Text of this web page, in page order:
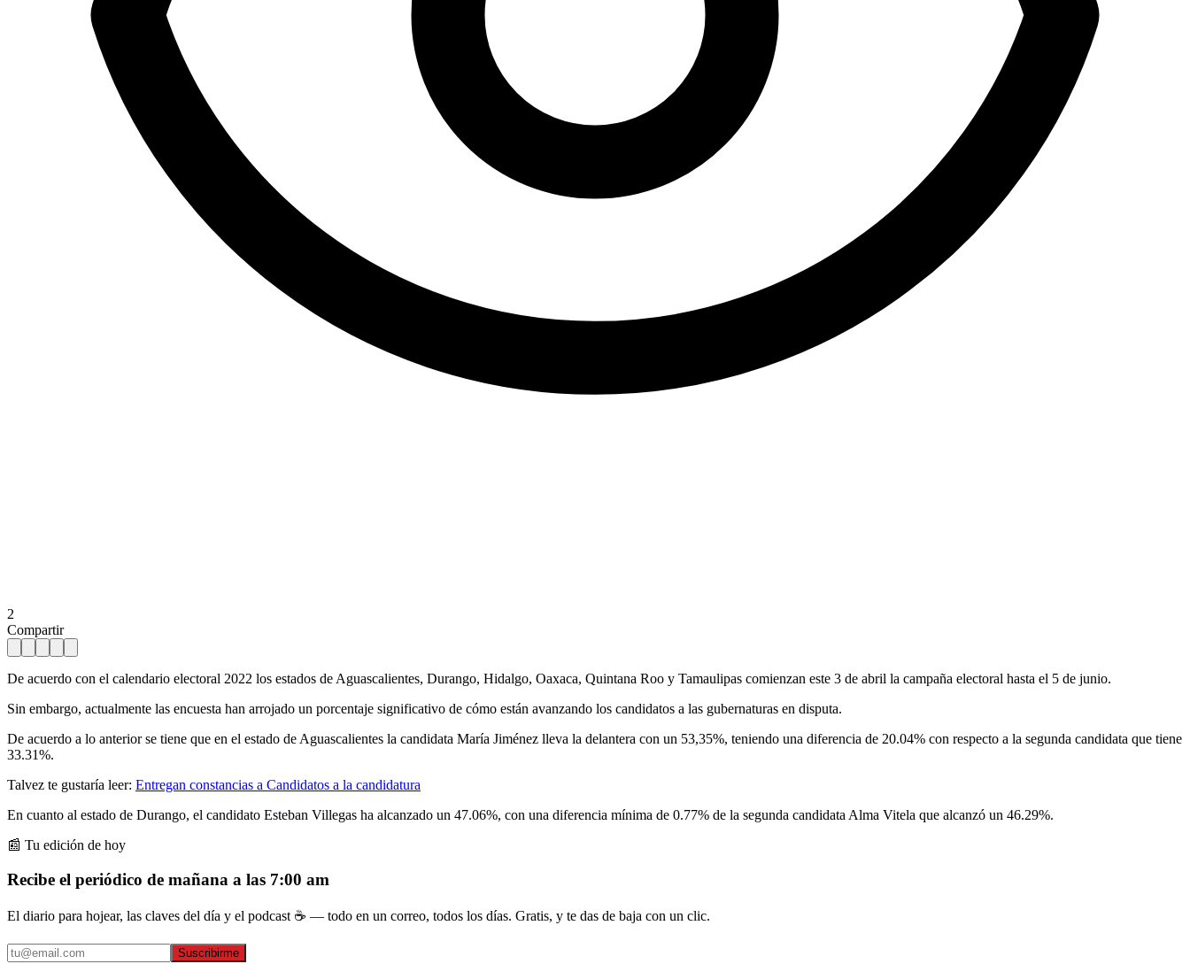
2
Compartir
De acuerdo con el calendario electoral 2022 los estados de Aguascalientes, Durango, Hidalgo, Oaxaca, Quintana Roo y Tamaulipas comienzan este 3 de abril la campaña electoral hasta el 5 de junio.
Sin embargo, actualmente las encuesta han arrojado un porcentaje significativo de cómo están avanzando los candidatos a las gubernaturas en disputa.
De acuerdo a lo anterior se tiene que en el estado de Aguascalientes la candidata María Jiménez lleva la delantera con un 53,35%, teniendo una diferencia de 20.04% con respecto a la segunda candidata que tiene
33.31%.
Talvez te gustaría leer: Entregan constancias a Candidatos a la candidatura
En cuanto al estado de Durango, el candidato Esteban Villegas ha alcanzado un 47.06%, con una diferencia mínima de 0.77% de la segunda candidata Alma Vitela que alcanzó un 46.29%.
📰 Tu edición de hoy
Recibe el periódico de mañana a las 7:00 am
El diario para hojear, las claves del día y el podcast ☕ — todo en un correo, todos los días. Gratis, y te das de baja con un clic.
Suscribirme